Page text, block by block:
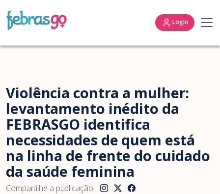
Login
Violência contra a mulher:
levantamento inédito da
FEBRASGO identifica
necessidades de quem está
na linha de frente do cuidado
da saúde feminina
Compartilhe a publicação